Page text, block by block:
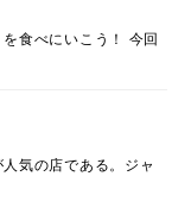
食べにいこう！ 今回
気の店である。ジャ